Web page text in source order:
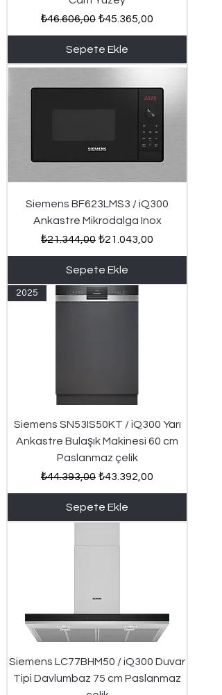
Normal Fiyat
₺46.606,00 İndirimli Fiyat
₺45.365,00
Sepete Ekle
Siemens BF623LMS3 / iQ300
Ankastre Mikrodalga Inox
Normal Fiyat
₺21.344,00 İndirimli Fiyat
₺21.043,00
Sepete Ekle
2025
Siemens SN53IS50KT / iQ300 Yarı
Ankastre Bulaşık Makinesi 60 cm
Paslanmaz çelik
Normal Fiyat
₺44.393,00 İndirimli Fiyat
₺43.392,00
Sepete Ekle
Siemens LC77BHM50 / iQ300 Duvar
Tipi Davlumbaz 75 cm Paslanmaz